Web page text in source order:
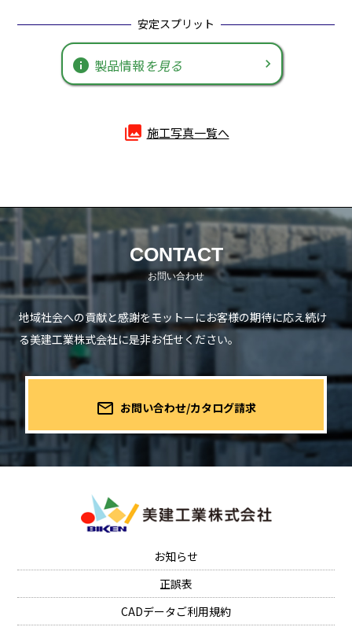
安定スプリット
info 製品情報を見る
photo_library 施工写真一覧へ
CONTACT
地域社会への貢献と感謝をモットーにお客様の期待に応え続け
る美建工業株式会社に是非お任せください。
mail_outline お問い合わせ/カタログ請求
お知らせ
正誤表
CADデータご利用規約